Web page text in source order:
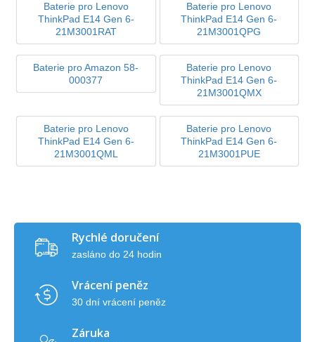
Baterie pro Lenovo
ThinkPad E14 Gen 6-
21M3001RAT
Baterie pro Lenovo
ThinkPad E14 Gen 6-
21M3001QPG
Baterie pro Amazon 58-
000377
Baterie pro Lenovo
ThinkPad E14 Gen 6-
21M3001QMX
Baterie pro Lenovo
ThinkPad E14 Gen 6-
21M3001QML
Baterie pro Lenovo
ThinkPad E14 Gen 6-
21M3001PUE
Rychlé doručení
zasláno do 24 hodin
Vrácení peněz
30 dní vrácení peněz
Záruka